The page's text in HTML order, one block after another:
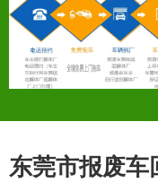
东莞市报废车